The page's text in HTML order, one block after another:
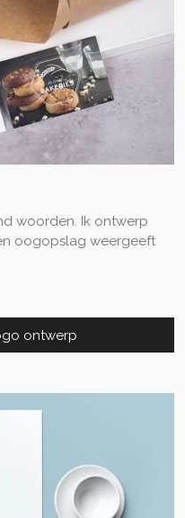
woorden. Ik ontwerp
oogopslag weergeeft
ontwerp